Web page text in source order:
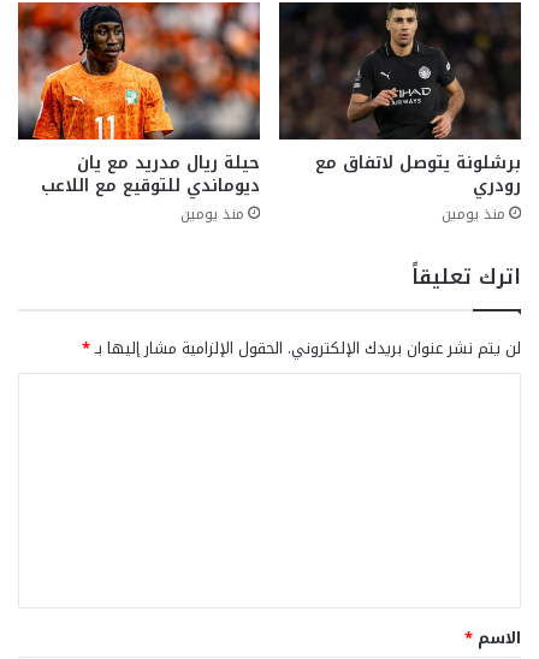
برشلونة يتوصل لاتفاق مع
رودري
منذ يومين
حيلة ريال مدريد مع يان
ديوماندي للتوقيع مع اللاعب
منذ يومين
اترك تعليقاً
لن يتم نشر عنوان بريدك الإلكتروني. الحقول الإلزامية مشار إليها بـ*
ق
*
الاسم *